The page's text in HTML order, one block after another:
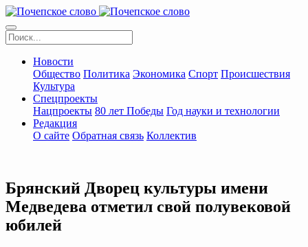
Новости
Общество Политика Экономика Спорт Происшествия
Культура
Спецпроекты
Нацпроекты 80 лет Победы Год науки и технологии
Редакция
О сайте Обратная связь Коллектив
Брянский Дворец культуры имени
Медведева отметил свой полувековой
юбилей